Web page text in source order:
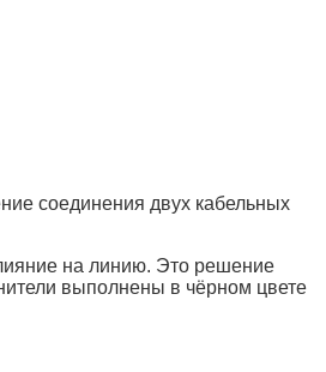
соединения двух кабельных
на линию. Это решение
выполнены в чёрном цвете